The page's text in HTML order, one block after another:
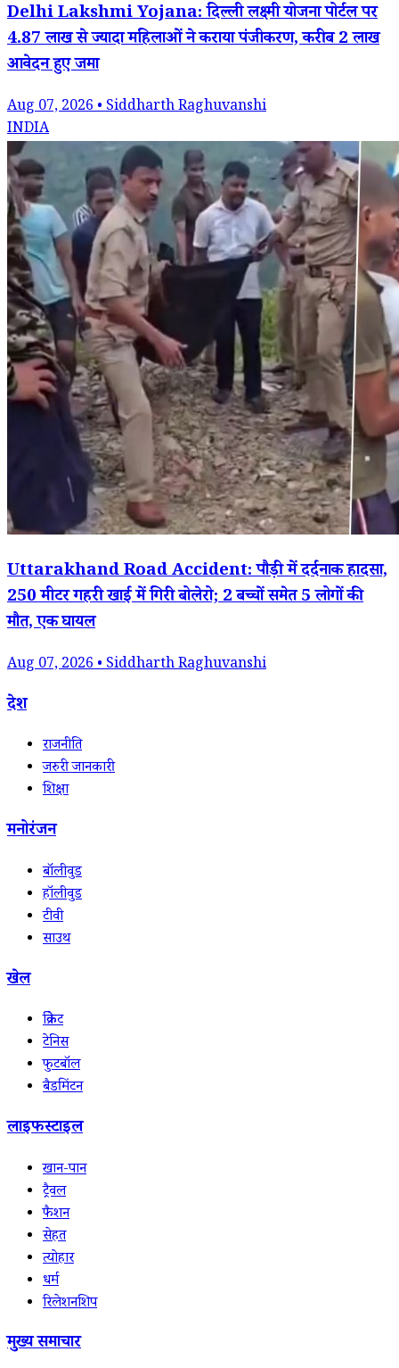
Delhi Lakshmi Yojana: दिल्ली लक्ष्मी योजना पोर्टल पर
4.87 लाख से ज्यादा महिलाओं ने कराया पंजीकरण, करीब 2 लाख
आवेदन हुए जमा
Aug 07, 2026 • Siddharth Raghuvanshi
INDIA
Uttarakhand Road Accident: पौड़ी में दर्दनाक हादसा,
250 मीटर गहरी खाई में गिरी बोलेरो; 2 बच्चों समेत 5 लोगों की
मौत, एक घायल
Aug 07, 2026 • Siddharth Raghuvanshi
देश
राजनीति
जरुरी जानकारी
शिक्षा
मनोरंजन
बॉलीवुड
हॉलीवुड
टीवी
साउथ
खेल
क्रिकेट
टेनिस
फुटबॉल
बैडमिंटन
लाइफस्टाइल
खान-पान
ट्रैवल
फैशन
सेहत
त्योहार
धर्म
रिलेशनशिप
मुख्य समाचार